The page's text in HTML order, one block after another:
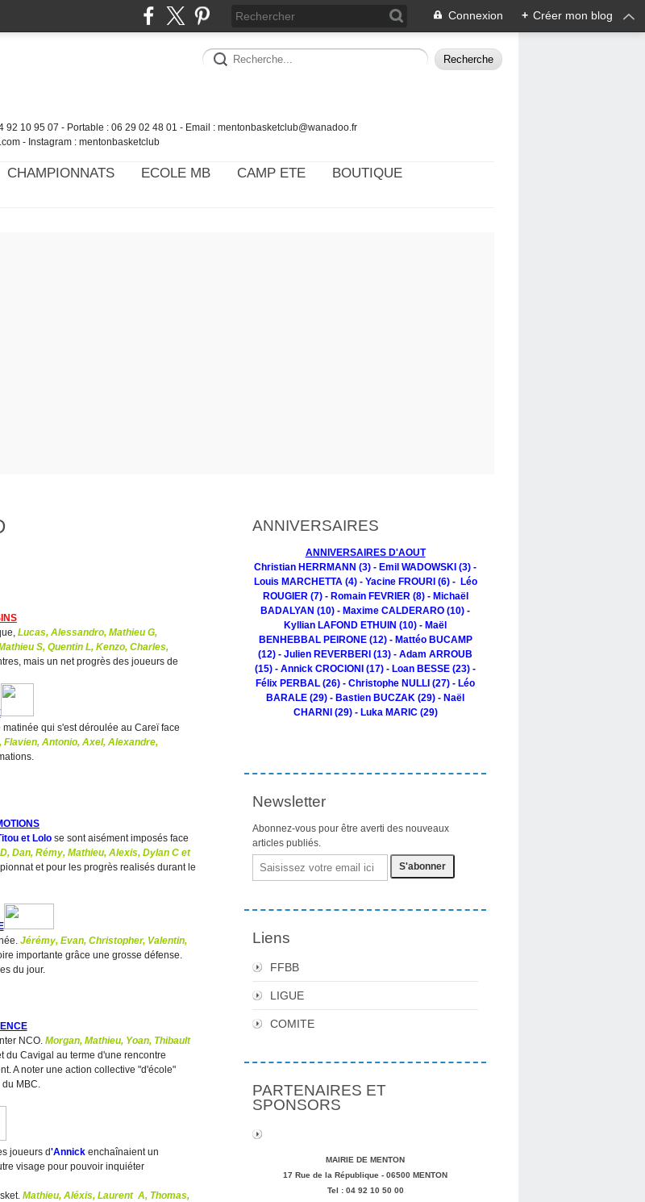
Connexion + Créer mon blog
10 95 07 - Portable : 06 29 02 48 01 - Email : mentonbasketclub@wanadoo.fr
- Instagram : mentonbasketclub
CHAMPIONNATS ECOLE MB CAMP ETE
BOUTIQUE
Lucas, Alessandro, Mathieu G,
S, Quentin L, Kenzo, Charles,
mais un net progrès des joueurs de
qui s'est déroulée au Careï face
Flavien, Antonio, Axel, Alexandre,
et Lolo se sont aisément imposés face
Dan, Rémy, Mathieu, Alexis, Dylan C et
et pour les progrès realisés durant le
Jérémy, Evan, Christopher, Valentin,
importante grâce une grosse défense.
du jour.
NCO. Morgan, Mathieu, Yoan, Thibault
du Cavigal au terme d'une rencontre
A noter une action collective "d'école"
MBC.
joueurs d'Annick enchaînaient un
visage pour pouvoir inquiéter
Mathieu, Aléxis, Laurent A, Thomas,
ANNIVERSAIRES
ANNIVERSAIRES D'AOUT
Christian HERRMANN (3) - Emil WADOWSKI (3) -
Louis MARCHETTA (4) - Yacine FROURI (6) - Léo
ROUGIER (7) - Romain FEVRIER (8) - Michaël
BADALYAN (10) - Maxime CALDERARO (10) -
Kyllian LAFOND ETHUIN (10) - Maël
BENHEBBAL PEIRONE (12) - Mattéo BUCAMP
(12) - Julien REVERBERI (13) - Adam ARROUB
(15) - Annick CROCIONI (17) - Loan BESSE (23) -
Félix PERBAL (26) - Christophe NULLI (27) - Léo
BARALE (29) - Bastien BUCZAK (29) - Naël
CHARNI (29) - Luka MARIC (29)
Newsletter
Abonnez-vous pour être averti des nouveaux
articles publiés.
Email
Liens
FFBB
LIGUE
COMITE
PARTENAIRES ET
SPONSORS
MAIRIE DE MENTON
17 Rue de la République - 06500 MENTON
Tel : 04 92 10 50 00